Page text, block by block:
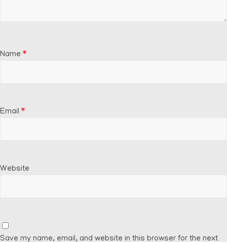
Name *
Email *
Website
Save my name, email, and website in this browser for the next